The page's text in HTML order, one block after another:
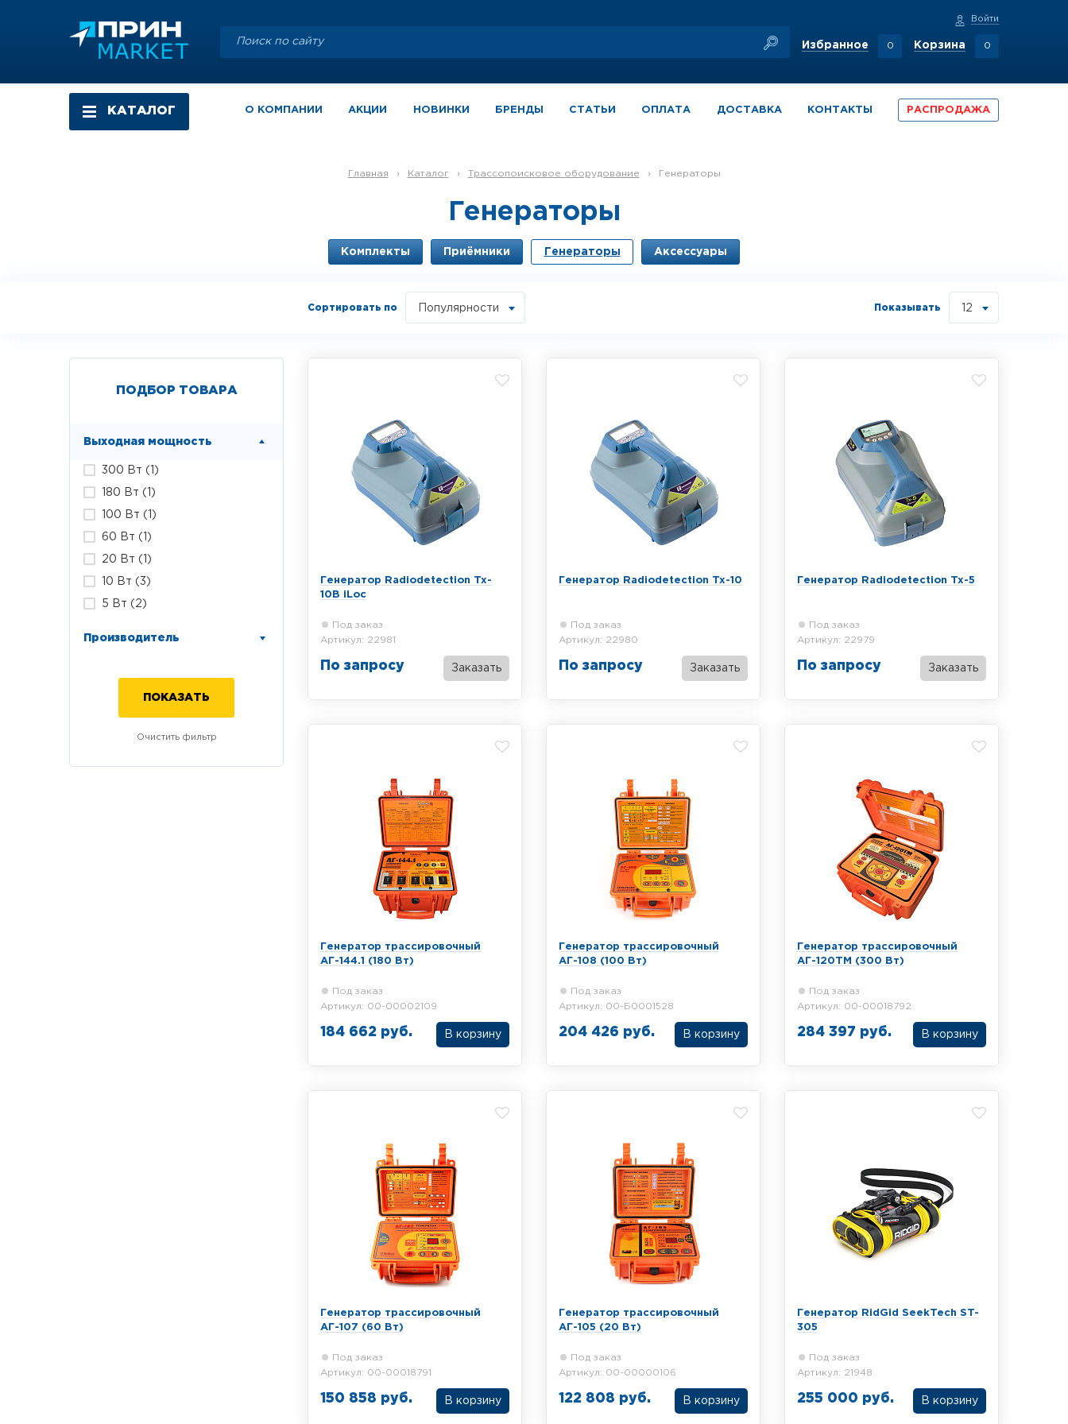
0
Избранное 0
Корзина
Войти
КАТАЛОГ О КОМПАНИИ АКЦИИ НОВИНКИ БРЕНДЫ СТАТЬИ ОПЛАТА ДОСТАВКА КОНТАКТЫ РАСПРОДАЖА
Главная › Каталог › Трассопоисковое оборудование › Генераторы
Генераторы
Комплекты Приёмники Генераторы Аксессуары
Сортировать по Популярности Показывать 12
ПОДБОР ТОВАРА
Выходная мощность
300 Вт ( )
180 Вт ( )
100 Вт ( )
60 Вт ( )
20 Вт ( )
10 Вт (3 )
5 Вт ( 2 )
Производитель
Генератор Radiodetection Tx-
10B iLoc
Под заказ
Артикул: 22981
По запросу Заказать
Генератор Radiodetection Tx-10
Под заказ
Артикул: 22980
По запросу Заказать
Генератор Radiodetection Tx-5
Под заказ
Артикул: 22979
По запросу Заказать
Генератор трассировочный
АГ-144.1 (180 Вт)
Под заказ
Артикул: 00-00002109
184 662 руб. В корзину
Генератор трассировочный
АГ-108 (100 Вт)
Под заказ
Артикул: 00-Б0001528
204 426 руб. В корзину
Генератор трассировочный
АГ-120ТМ (300 Вт)
Под заказ
Артикул: 00-00018792
284 397 руб. В корзину
Генератор трассировочный
АГ-107 (60 Вт)
Под заказ
Артикул: 00-00018791
150 858 руб. В корзину
Генератор трассировочный
АГ-105 (20 Вт)
Под заказ
Артикул: 00-00000106
122 808 руб. В корзину
Генератор RidGid SeekTech ST-
305
Под заказ
Артикул: 21948
255 000 руб. В корзину